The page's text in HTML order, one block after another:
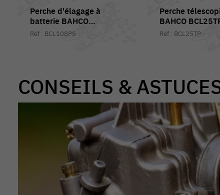
Perche d'élagage à
batterie BAHCO
BCL108PS - Pack 2
Réf : BCL108PS
Perche
BAHCO
sécateur
Réf : BCL25TP
CONSEILS &